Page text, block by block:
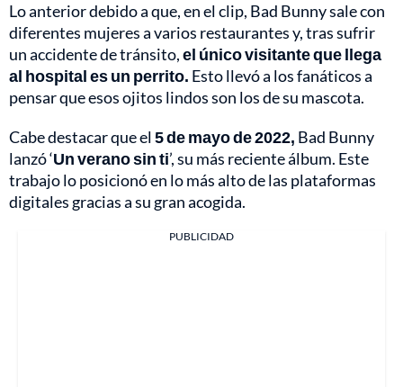
Lo anterior debido a que, en el clip, Bad Bunny sale con
diferentes mujeres a varios restaurantes y, tras sufrir
un accidente de tránsito,el único visitante que llega
al hospital es un perrito. Esto llevó a los fanáticos a
pensar que esos ojitos lindos son los de su mascota.
Cabe destacar que el5 de mayo de 2022, Bad Bunny
lanzó ‘Un verano sin ti’, su más reciente álbum. Este
trabajo lo posicionó en lo más alto de las plataformas
digitales gracias a su gran acogida.
PUBLICIDAD